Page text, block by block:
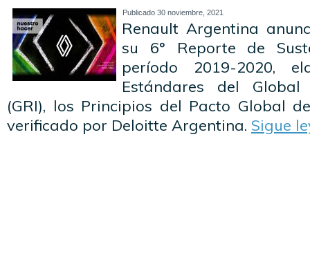
Publicado 30 noviembre, 2021
Renault Argentina
su 6° Reporte de
período 2019-2020,
Estándares del
(GRI), los Principios del Pacto Global
verificado por Deloitte Argentina. Sigue